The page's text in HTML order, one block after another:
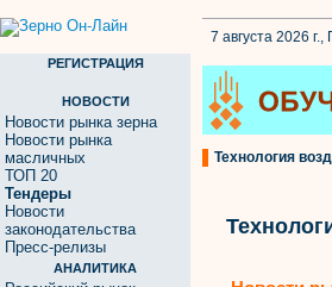
7 августа 2026
РЕГИСТРАЦИЯ
НОВОСТИ
Новости рынка зерна
Новости рынка
масличных
ТОП 20
Тендеры
Новости
законодательства
Пресс-релизы
АНАЛИТИКА
Технология